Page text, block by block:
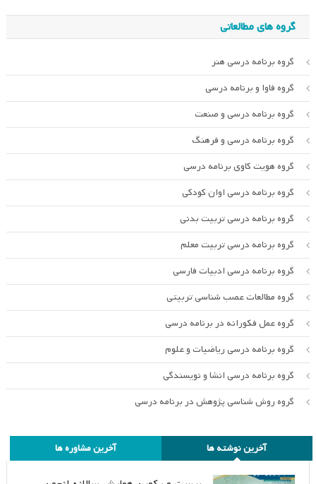
گروه های مطالعاتی
گروه برنامه درسی هنر
گروه فاوا و برنامه درسی
گروه برنامه درسی و صنعت
گروه برنامه درسی و فرهنگ
گروه هویت کاوی برنامه درسی
گروه برنامه درسی اوان کودکی
گروه برنامه درسی تربیت بدنی
گروه برنامه درسی تربیت معلم
گروه برنامه درسی ادبیات فارسی
گروه مطالعات عصب شناسی تربیتی
گروه عمل فکورانه در برنامه درسی
گروه برنامه درسی ریاضیات و علوم
گروه برنامه درسی انشا و نویسندگی
گروه روش شناسی پژوهش در برنامه درسی
آخرین نوشته ها آخرین مشاوره ها